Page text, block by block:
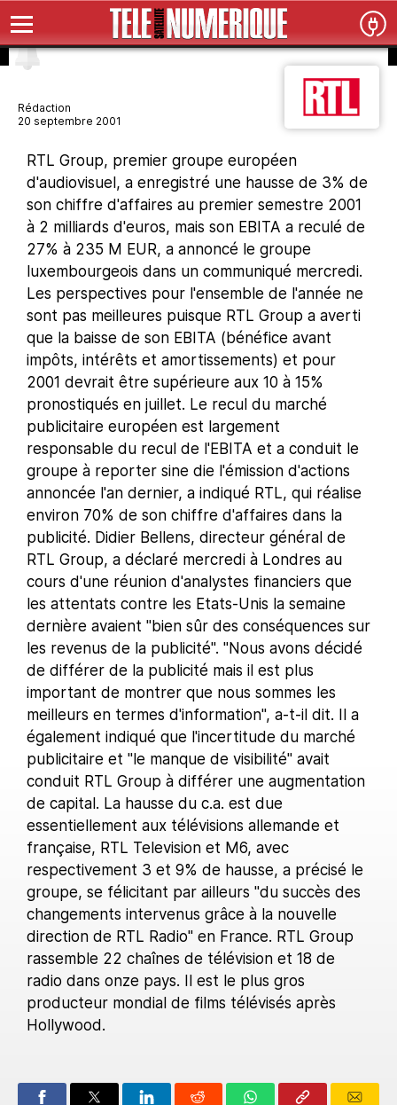
Rédaction
20 septembre 2001
RTL Group, premier groupe européen
d'audiovisuel, a enregistré une hausse de 3% de
son chiffre d'affaires au premier semestre 2001
à 2 milliards d'euros, mais son EBITA a reculé de
27% à 235 M EUR, a annoncé le groupe
luxembourgeois dans un communiqué mercredi.
Les perspectives pour l'ensemble de l'année ne
sont pas meilleures puisque RTL Group a averti
que la baisse de son EBITA (bénéfice avant
impôts, intérêts et amortissements) et pour
2001 devrait être supérieure aux 10 à 15%
pronostiqués en juillet. Le recul du marché
publicitaire européen est largement
responsable du recul de l'EBITA et a conduit le
groupe à reporter sine die l'émission d'actions
annoncée l'an dernier, a indiqué RTL, qui réalise
environ 70% de son chiffre d'affaires dans la
publicité. Didier Bellens, directeur général de
RTL Group, a déclaré mercredi à Londres au
cours d'une réunion d'analystes financiers que
les attentats contre les Etats-Unis la semaine
dernière avaient "bien sûr des conséquences sur
les revenus de la publicité". "Nous avons décidé
de différer de la publicité mais il est plus
important de montrer que nous sommes les
meilleurs en termes d'information", a-t-il dit. Il a
également indiqué que l'incertitude du marché
publicitaire et "le manque de visibilité" avait
conduit RTL Group à différer une augmentation
de capital. La hausse du c.a. est due
essentiellement aux télévisions allemande et
française, RTL Television et M6, avec
respectivement 3 et 9% de hausse, a précisé le
groupe, se félicitant par ailleurs "du succès des
changements intervenus grâce à la nouvelle
direction de RTL Radio" en France. RTL Group
rassemble 22 chaînes de télévision et 18 de
radio dans onze pays. Il est le plus gros
producteur mondial de films télévisés après
Hollywood.